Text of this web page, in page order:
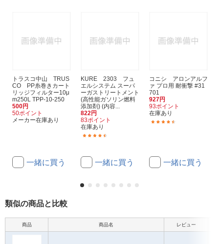
トラスコ中山 TRUS
CO PP糸巻きカート
リッジフィルター10μ
m250L TPP-10-250
500円
50ポイント
メーカー在庫あり
一緒に買う
KURE 2303 フュ
エルシステム スーパ
ーガストリートメント
(高性能ガソリン燃料
添加剤) (内容...
822円
83ポイント
在庫あり
一緒に買う
コニシ アロンアルフ
ァ プロ用 耐衝撃 #31
701
927円
93ポイント
在庫あり
一緒に買う
類似の商品と比較
商品 商品名 レビュー